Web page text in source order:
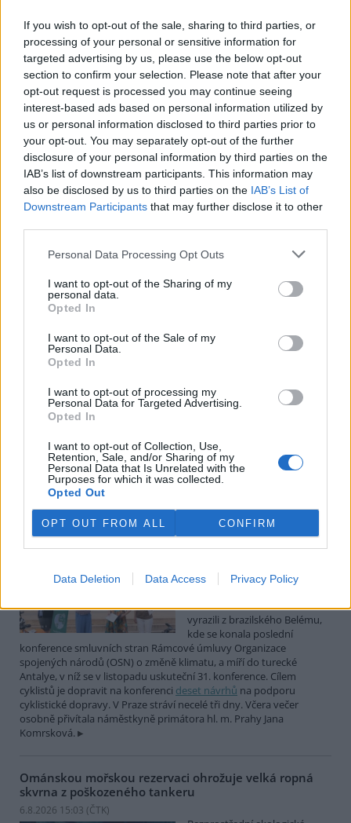
If you wish to opt-out of the sale, sharing to third parties, or
processing of your personal or sensitive information for
targeted advertising by us, please use the below opt-out
section to confirm your selection. Please note that after your
opt-out request is processed you may continue seeing
interest-based ads based on personal information utilized by
us or personal information disclosed to third parties prior to
your opt-out. You may separately opt-out of the further
disclosure of your personal information by third parties on the
IAB’s list of downstream participants. This information may
also be disclosed by us to third parties on the IAB’s List of
Downstream Participants that may further disclose it to other
Personal Data Processing Opt Outs
I want to opt-out of the Sharing of my
personal data.
Opted In
I want to opt-out of the Sale of my
Personal Data.
Opted In
I want to opt-out of processing my
Personal Data for Targeted Advertising.
Opted In
I want to opt-out of Collection, Use,
Retention, Sale, and/or Sharing of my
Personal Data that Is Unrelated with the
Purposes for which it was collected.
Opted Out
OPT OUT FROM ALL CONFIRM
Data Deletion Data Access Privacy Policy
dalším osobám, jejichž účast na popsaném postupu může být
zjištěna prověřováním. Stanovisko MŽP a ČIŽP ČTK shání.
Ředitelé odborů i mluvčí se z ČIŽP rozhodli odejít z
vlastní vůle, řekl Straka
6.8.2026 15:22 (ČTK)
Diskuse: 1
Ředitel odboru vnitřních
služeb Matěj Mrlina, vedoucí
služebního úřadu Oldřich
Jarolím a tisková mluvčí Miriam
Loužecká končí na České
inspekci životního prostředí (ČIŽP) z vlastní iniciativy. Na dotaz ČTK
Podle něj tak končí dva z pěti ředitelů odborů na ČIŽP.
Veterináři v horku ošetřují více zvířat, ohrožení jsou psi
se zploštělým čumákem
Veterináři v současných
podle nich patří plemena psů s
krátkou lebkou a zploštělým
čumákem, jako jsou například mopsi nebo buldočci, starší jedinci a
vyhledávají veterinární ošetření nejčastěji kvůli přehřátí organismu,
dehydrataci nebo kolapsu. ČTK to sdělila viceprezidentka Komory
veterinárních lékařů ČR Kateřina Valdhans.
Do Prahy dorazili jezdci cyklistické štafety, míří na
konferenci o klimatu
6.8.2026 15:08 | PRAHA (ČTK)
Do Prahy dnes dorazili jezdci
COP Bike Ride. Účastníci
vyrazili z brazilského Belému,
kde se konala poslední
konference smluvních stran Rámcové úmluvy Organizace
spojených národů (OSN) o změně klimatu, a míří do turecké
Antalye, v níž se v listopadu uskuteční 31. konference. Cílem
cyklistů je dopravit na konferenci deset návrhů na podporu
cyklistické dopravy. V Praze stráví necelé tři dny. Včera večer
osobně přivítala náměstkyně primátora hl. m. Prahy Jana
Komrsková.
Ománskou mořskou rezervaci ohrožuje velká ropná
skvrna z poškozeného tankeru
6.8.2026 15:03 (ČTK)